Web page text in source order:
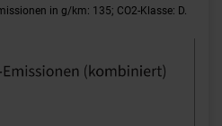
in g/km: 135; CO2-Klasse: D.